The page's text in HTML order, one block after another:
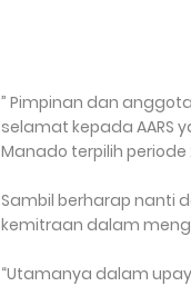
” Pimpinan dan
selamat kepada AARS
Manado terpilih periode
Sambil berharap nanti
kemitraan dalam
“Utamanya dalam